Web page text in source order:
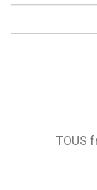
TOUS